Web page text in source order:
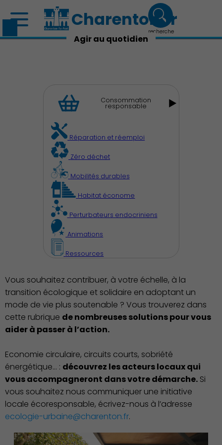
Découvrir Charenton
Démocratie locale
Famille
Action Sociale Solidarité
Environnement cadre de
vie
Charenton.fr
recherche
Agir au quotidien
Consommation
responsable
Réparation et réemploi
Zéro déchet
Mobilités durables
Habitat économe
Perturbateurs endocriniens
Animations
Ressources
Vous souhaitez contribuer, à votre échelle, à la
transition écologique et solidaire en adoptant un
mode de vie plus soutenable ? Vous trouverez dans
cette rubrique de nombreuses solutions pour vous
aider à passer à l’action.
Economie circulaire, circuits courts, sobriété
énergétique… : découvrez les acteurs locaux qui
vous accompagneront dans votre démarche. Si
vous souhaitez nous communiquer une initiative
locale écoresponsable, écrivez-nous à l’adresse
ecologie-urbaine@charenton.fr.